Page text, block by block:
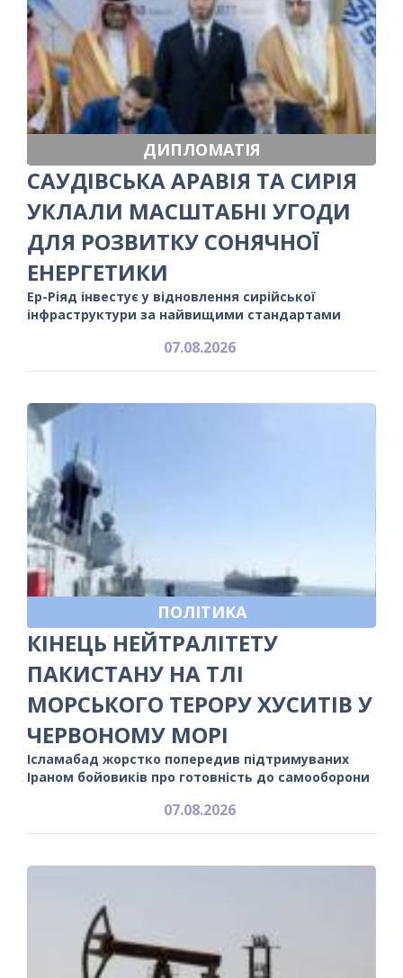
ДИПЛОМАТІЯ
САУДІВСЬКА АРАВІЯ ТА СИРІЯ
УКЛАЛИ МАСШТАБНІ УГОДИ
ДЛЯ РОЗВИТКУ СОНЯЧНОЇ
ЕНЕРГЕТИКИ
Ер-Ріяд інвестує у відновлення сирійської
інфраструктури за найвищими стандартами
07.08.2026
ПОЛІТИКА
КІНЕЦЬ НЕЙТРАЛІТЕТУ
ПАКИСТАНУ НА ТЛІ
МОРСЬКОГО ТЕРОРУ ХУСИТІВ У
ЧЕРВОНОМУ МОРІ
Ісламабад жорстко попередив підтримуваних
Іраном бойовиків про готовність до самооборони
07.08.2026